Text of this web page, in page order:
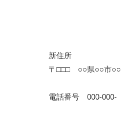
所
県○○市○○
000-000-